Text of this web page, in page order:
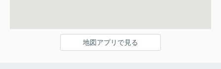
地図アプリで見る